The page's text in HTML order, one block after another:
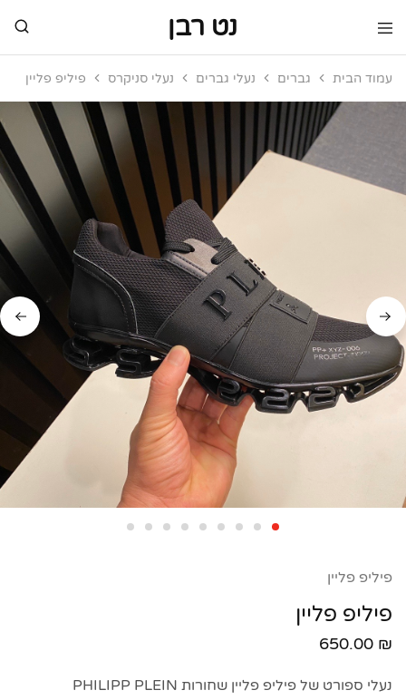
נט רבן
נט
מותגי
מותגי
עמוד הבית גברים נעלי גברים נעלי סניקרס פיליפ פליין
פיליפ פליין
פיליפ פליין
650.00 ₪
נעלי ספורט של פיליפ פליין שחורות PHILIPP PLEIN